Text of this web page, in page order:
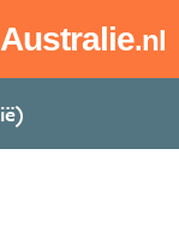
Australie.nl